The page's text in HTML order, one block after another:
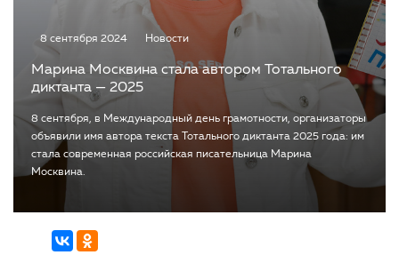
8 сентября 2024 Новости
Марина Москвина стала автором Тотального
диктанта — 2025
8 сентября, в Международный день грамотности, организаторы
объявили имя автора текста Тотального диктанта 2025 года: им
стала современная российская писательница Марина
Москвина.